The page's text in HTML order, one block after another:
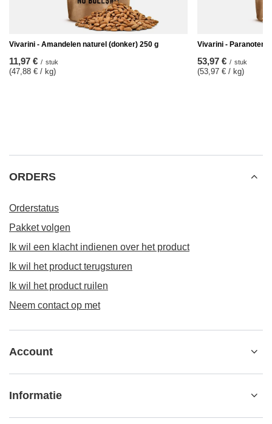
Vivarini - Amandelen naturel (donker) 250 g
11,97 € / stuk
(47,88 € / kg)
Vivarini - Paranoten
53,97 € / stuk
(53,97 € / kg)
ORDERS
Orderstatus
Pakket volgen
Ik wil een klacht indienen over het product
Ik wil het product terugsturen
Ik wil het product ruilen
Neem contact op met
Account
Informatie